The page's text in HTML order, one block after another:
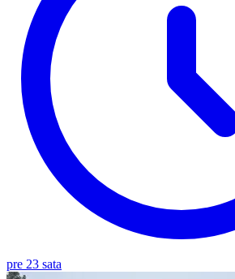
pre 23 sata